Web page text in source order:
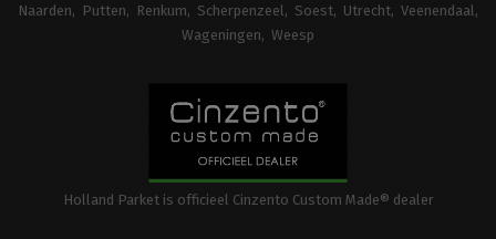
Naarden
Putten Renkum Scherpenzeel Soest Utrecht Veenendaal
Wageningen
Weesp
Holland Parket is officieel Cinzento Custom Made® dealer